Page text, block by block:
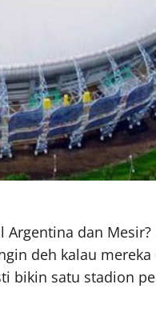
Argentina dan
deh kalau
bikin satu stadion